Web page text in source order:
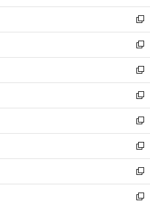
開
く
ウ
で
開
く
ン
ド
ウ
で
開
く
ウ
ィ
ン
ド
ウ
で
開
く
新
し
い
ウ
ィ
ン
ド
ウ
で
開
く
新
し
い
ウ
ィ
ン
ド
ウ
で
開
く
新
し
い
ウ
ィ
ン
ド
ウ
で
開
く
新
し
い
ウ
ィ
ン
ド
ウ
で
新
し
い
ウ
ィ
ン
ド
新
し
い
ウ
ィ
新
し
い
新